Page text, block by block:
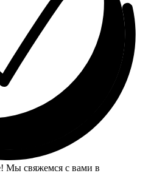
Мы свяжемся с вами в